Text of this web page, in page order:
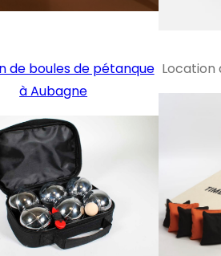
de boules de pétanque
à Aubagne
Location